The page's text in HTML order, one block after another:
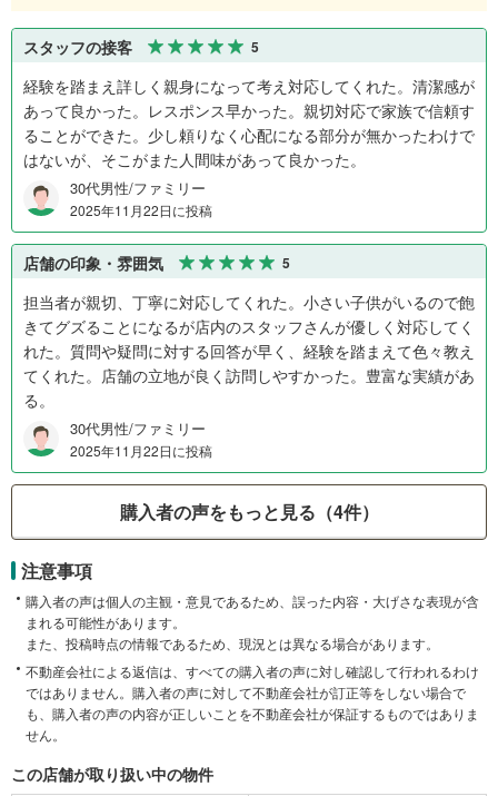
スタッフの接客 5
経験を踏まえ詳しく親身になって考え対応してくれた。清潔感が
あって良かった。レスポンス早かった。親切対応で家族で信頼す
ることができた。少し頼りなく心配になる部分が無かったわけで
はないが、そこがまた人間味があって良かった。
30代男性/ファミリー
2025年11月22日に投稿
店舗の印象・雰囲気 5
担当者が親切、丁寧に対応してくれた。小さい子供がいるので飽
きてグズることになるが店内のスタッフさんが優しく対応してく
れた。質問や疑問に対する回答が早く、経験を踏まえて色々教え
てくれた。店舗の立地が良く訪問しやすかった。豊富な実績があ
る。
30代男性/ファミリー
2025年11月22日に投稿
購入者の声をもっと見る（4件）
注意事項
購入者の声は個人の主観・意見であるため、誤った内容・大げさな表現が含
まれる可能性があります。
また、投稿時点の情報であるため、現況とは異なる場合があります。
不動産会社による返信は、すべての購入者の声に対し確認して行われるわけ
ではありません。購入者の声に対して不動産会社が訂正等をしない場合で
も、購入者の声の内容が正しいことを不動産会社が保証するものではありま
せん。
この店舗が取り扱い中の物件